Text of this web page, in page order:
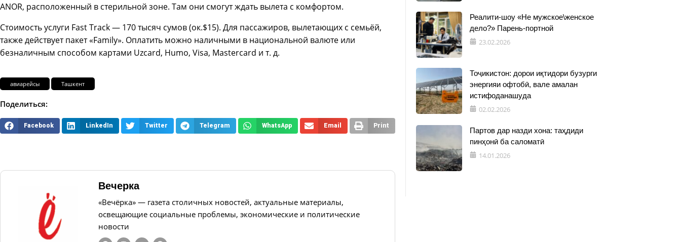
ANOR, расположенный в стерильной зоне. Там они смогут ждать вылета с комфортом.
Стоимость услуги Fast Track — 170 тысяч сумов (ок.$15). Для пассажиров, вылетающих с семьёй,
также действует пакет «Family». Оплатить можно наличными в национальной валюте или
безналичным способом картами Uzcard, Humo, Visa, Mastercard и т. д.
авиарейсы Ташкент
Поделиться:
Facebook LinkedIn Twitter Telegram WhatsApp Email Print
Вечерка
«Вечёрка» — газета столичных новостей, актуальные материалы,
освещающие социальные проблемы, экономические и политические
новости
Реалити-шоу «Не мужское\женское
дело?» Парень-портной
23.02.2026
Тоҷикистон: дорои иқтидори бузурги
энергияи офтобӣ, вале амалан
истифоданашуда
02.02.2026
Партов дар назди хона: таҳдиди
пинҳонӣ ба саломатӣ
14.01.2026